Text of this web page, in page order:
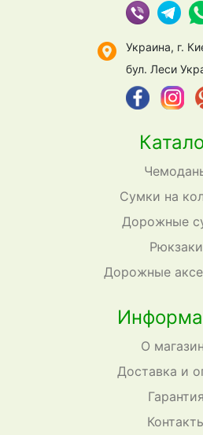
Сумки на
Дорожные
Рюкзаки
Дорожные
О
Доставка и
Гарантия
Украина, г.
бул. Леси